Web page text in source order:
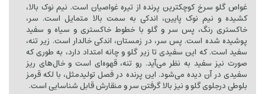
غواص گلو سرخ کوچکترین پرنده از تیره غواصیان است. نیم نوک بالا،
کشیده و نیم نوک پایین، اندکی به سمت بالا متمایل است. سر،
خاکستری رنگ، پس سر و گلو با خطوط خاکستری و سیاه و سفید
پوشیده شده است. پس سر، در زمستان، اندکی خالدار است. زیر تنه،
سفید است. که این سفیدی تا زیر گلو و چانه امتداد دارد، به طوری که
صورت نیز سفید به نظر می‌آید. رو تنه، قهوه‌ای است و خال‌های ریز
سفیدی در آن دیده می‌شود. این پرنده در فصل تولیدمثل، با لکه قرمز
بلوطی درجلوی گلو و نیز بالا گرفتن سر و منقارش قابل شناسایی است.